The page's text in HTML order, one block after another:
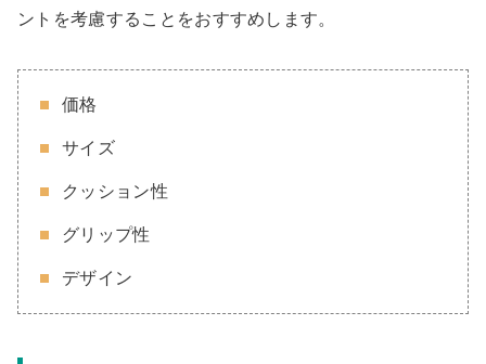
ントを考慮することをおすすめします。
価格
サイズ
クッション性
グリップ性
デザイン